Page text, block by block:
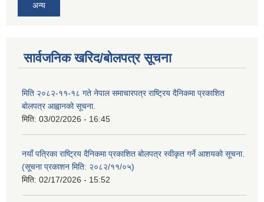
अन्य
सार्वजनिक खरिद/बोलपत्र सूचना
मिति २०८२-११-१८ गते नेपाल समाचारपत्र राष्ट्रिय दैनिकमा प्रकाशित
बोलपत्र आह्वानको सूचना.
मिति: 03/02/2026 - 16:45
नयाँ पत्रिका राष्ट्रिय दैनिकमा प्रकाशित बोलपत्र स्वीकृत गर्ने आशयको सूचना.
(सूचना प्रकाशन मिति: २०८२/११/०५)
मिति: 02/17/2026 - 15:52